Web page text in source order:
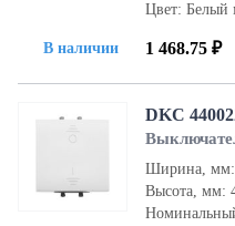
В наличии
Цвет: Белый
1 468.75 ₽
DKC
Ширина, мм:
Высота, мм: